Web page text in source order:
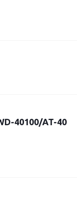
40100/AT-40